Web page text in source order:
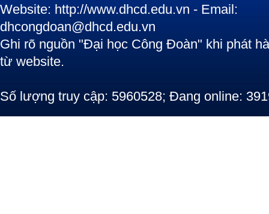
Website: http://www.dhcd.edu.vn - Email:
dhcongdoan@dhcd.edu.vn
Ghi rõ nguồn "Đại học Công Đoàn" khi phát
từ website.
Số lượng truy cập: 5960528; Đang online: